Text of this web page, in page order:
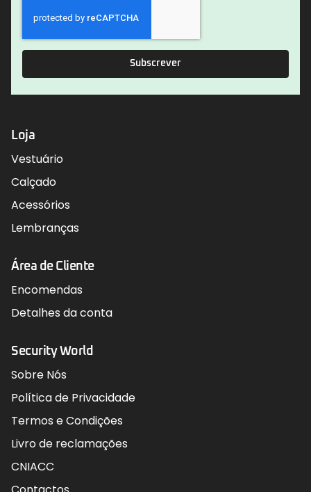
Subscrever
Loja
Vestuário
Calçado
Acessórios
Lembranças
Área de Cliente
Encomendas
Detalhes da conta
Security World
Sobre Nós
Política de Privacidade
Termos e Condições
Livro de reclamações
CNIACC